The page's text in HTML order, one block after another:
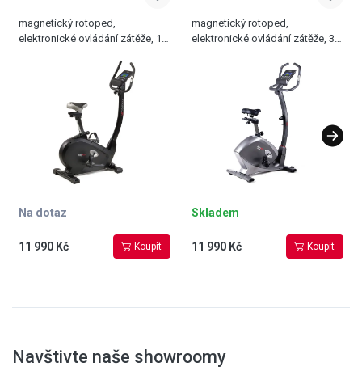
magnetický rotoped,
elektronické ovládání zátěže, 16
dílné kliky, 12 kg setrvačník,
Na dotaz
11 990 Kč Koupit
magnetický rotoped,
elektronické ovládání zátěže, 32
kg setrvačník, nosnost 125 kg
Skladem
11 990 Kč Koupit
Navštivte naše showroomy